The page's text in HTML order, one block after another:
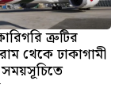
ত্রুটির
থেকে ঢাকাগামী
সময়সূচিতে